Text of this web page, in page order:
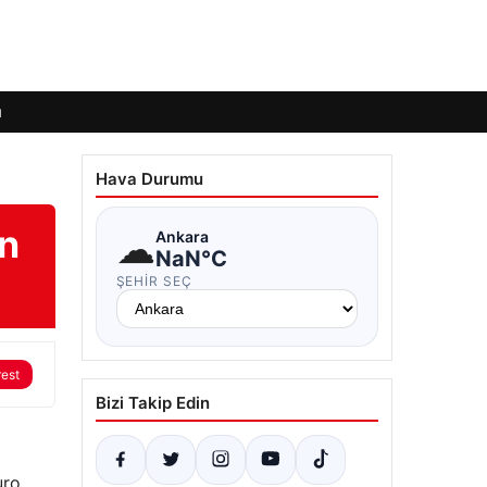
Hava Durumu
☁Ankara
NaN°C
ŞEHIR SEÇ
Bizi Takip Edin